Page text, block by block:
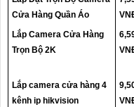
Cửa Hàng Quần Áo
Lắp Camera Cửa Hàng
Trọn Bộ 2K
Lắp camera cửa hàng 4
kênh ip hikvision